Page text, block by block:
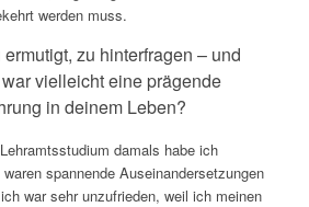
werden muss.
zu hinterfragen – und
vielleicht eine prägende
in deinem Leben?
damals habe ich
spannende Auseinandersetzungen
war sehr unzufrieden, weil ich meinen